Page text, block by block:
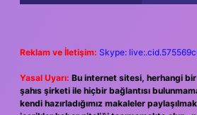
Reklam ve İletişim: Skype:
Yasal Uyarı: Bu internet sitesi, herhangi
şahıs şirketi ile hiçbir bağlantısı
kendi hazırladığımız makaleler